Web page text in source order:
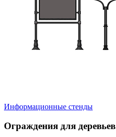
Информационные стенды
Ограждения для деревьев